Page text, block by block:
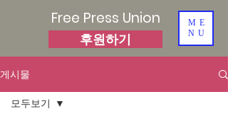
Free Press Union
후원하기
ME
NU
게시물
모두보기